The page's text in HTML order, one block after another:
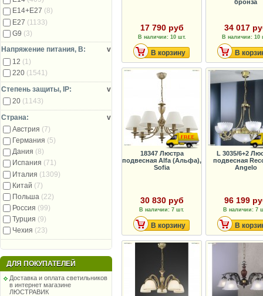
E14+E27 (8)
E27 (1133)
G9 (3)
Напряжение питания, В:
v
12 (1)
220 (1541)
Степень защиты, IP:
v
20 (1143)
Страна:
v
Австрия (7)
Германия (5)
Дания (8)
Испания (71)
Италия (1309)
Китай (7)
Польша (22)
Россия (99)
Турция (9)
Чехия (23)
ДЛЯ ПОКУПАТЕЛЕЙ
Доставка и оплата светильников
в интернет магазине
ЛЮСТРАВИК
17 790 руб
В наличии: 10 шт.
В корзину
бронза
34 017
В наличии: 10
В
18347 Люстра
подвесная Alfa (Альфа),
Sofia
30 830 руб
В наличии: 7 шт.
В корзину
L 3035/6+2
подвесная
Angelo
96 199
В наличии: 7
В